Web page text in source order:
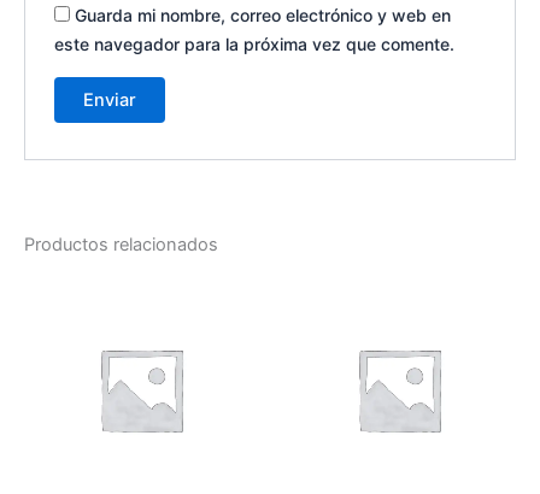
Guarda mi nombre, correo electrónico y web en
este navegador para la próxima vez que comente.
Productos relacionados